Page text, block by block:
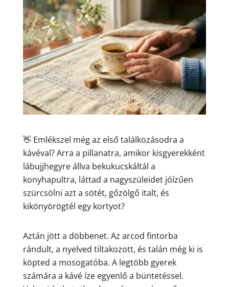
👋 Emlékszel még az első találkozásodra a
kávéval? Arra a pillanatra, amikor kisgyerekként
lábujjhegyre állva bekukucskáltál a
konyhapultra, láttad a nagyszüleidet jóízűen
szürcsölni azt a sötét, gőzölgő italt, és
kikönyörögtél egy kortyot?
Aztán jött a döbbenet. Az arcod fintorba
rándult, a nyelved tiltakozott, és talán még ki is
köpted a mosogatóba. A legtöbb gyerek
számára a kávé íze egyenlő a büntetéssel.